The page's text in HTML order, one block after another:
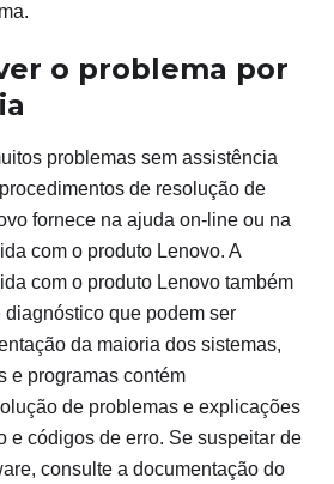
o problema por
problemas sem assistência
de resolução de
fornece na ajuda on-line ou na
com o produto Lenovo. A
com o produto Lenovo também
que podem ser
da maioria dos sistemas,
e programas contém
de problemas e explicações
e códigos de erro. Se suspeitar de
consulte a documentação do